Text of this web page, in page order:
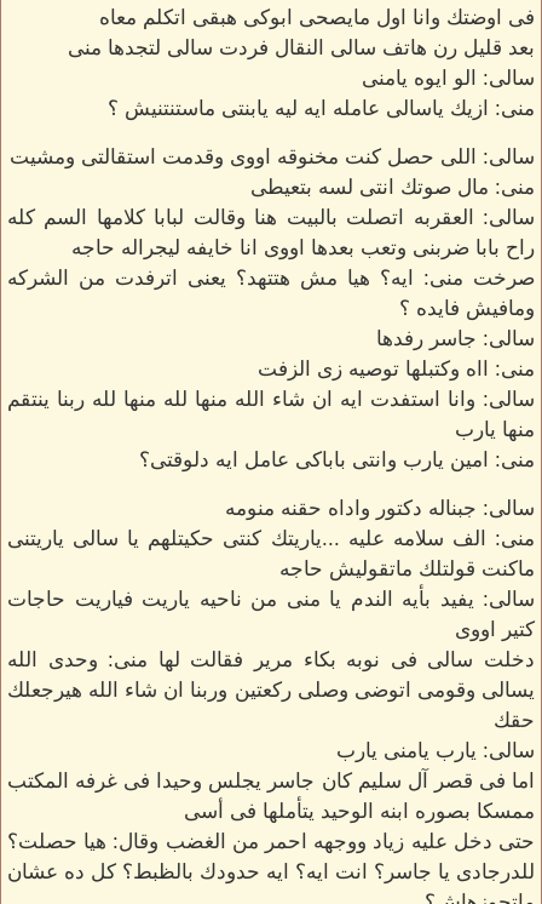
فى اوضتك وانا اول مايصحى ابوكى هبقى اتكلم معاه
بعد قليل رن هاتف سالى النقال فردت سالى لتجدها منى
سالى: الو ايوه يامنى
منى: ازيك ياسالى عامله ايه ليه يابنتى ماستنتنيش ؟
سالى: اللى حصل كنت مخنوقه اووى وقدمت استقالتى ومشيت
منى: مال صوتك انتى لسه بتعيطى
سالى: العقربه اتصلت بالبيت هنا وقالت لبابا كلامها السم كله
راح بابا ضربنى وتعب بعدها اووى انا خايفه ليجراله حاجه
صرخت منى: ايه؟ هيا مش هتتهد؟ يعنى اترفدت من الشركه
ومافيش فايده ؟
سالى: جاسر رفدها
منى: ااه وكتبلها توصيه زى الزفت
سالى: وانا استفدت ايه ان شاء الله منها لله منها لله ربنا ينتقم
منها يارب
منى: امين يارب وانتى باباكى عامل ايه دلوقتى؟
سالى: جبناله دكتور واداه حقنه منومه
منى: الف سلامه عليه ...ياريتك كنتى حكيتلهم يا سالى ياريتنى
ماكنت قولتلك ماتقوليش حاجه
سالى: يفيد بأيه الندم يا منى من ناحيه ياريت فياريت حاجات
كتير اووى
دخلت سالى فى نوبه بكاء مرير فقالت لها منى: وحدى الله
يسالى وقومى اتوضى وصلى ركعتين وربنا ان شاء الله هيرجعلك
حقك
سالى: يارب يامنى يارب
اما فى قصر آل سليم كان جاسر يجلس وحيدا فى غرفه المكتب
ممسكا بصوره ابنه الوحيد يتأملها فى أسى
حتى دخل عليه زياد ووجهه احمر من الغضب وقال: هيا حصلت؟
للدرجادى يا جاسر؟ انت ايه؟ ايه حدودك بالظبط؟ كل ده عشان